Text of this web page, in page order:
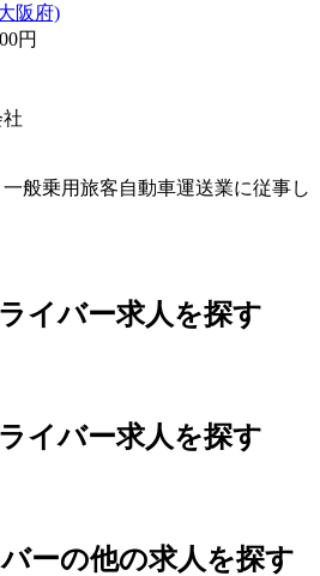
阪府)
円
般乗用旅客自動車運送業に従事し
イバー求人を探す
イバー求人を探す
ーの他の求人を探す